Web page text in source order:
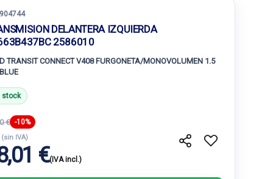
DELANTERA IZQUIERDA
2586010
TRANSIT CONNECT V408 FURGONETA/MONOVOLUMEN 1.5
stock
€ -10%
(sin IVA)
€(IVA incl.)